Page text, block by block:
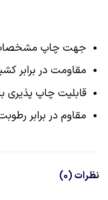
جهت چاپ مشخصات
مقاومت در برابر
قابلیت چاپ پذیری
مقاوم در برابر
نظرات (0)